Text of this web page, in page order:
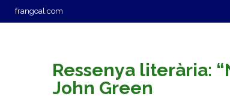
frangoal.com
Ressenya literària:
John Green